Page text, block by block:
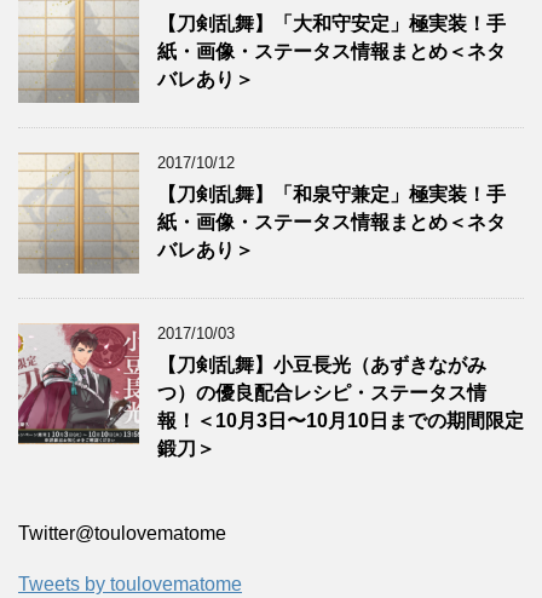
【刀剣乱舞】「大和守安定」極実装！手
紙・画像・ステータス情報まとめ＜ネタ
バレあり＞
2017/10/12
【刀剣乱舞】「和泉守兼定」極実装！手
紙・画像・ステータス情報まとめ＜ネタ
バレあり＞
2017/10/03
【刀剣乱舞】小豆長光（あずきながみ
つ）の優良配合レシピ・ステータス情
報！＜10月3日〜10月10日までの期間限定
鍛刀＞
Twitter‎@toulovematome
Tweets by toulovematome